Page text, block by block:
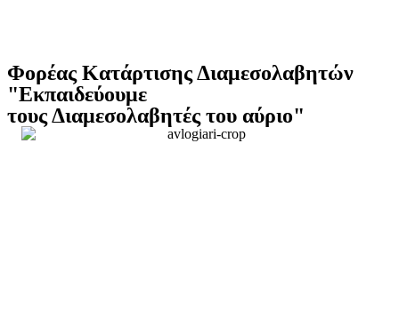
Φορέας Κατάρτισης Διαμεσολαβητών
"Εκπαιδεύουμε
τους Διαμεσολαβητές του αύριο"